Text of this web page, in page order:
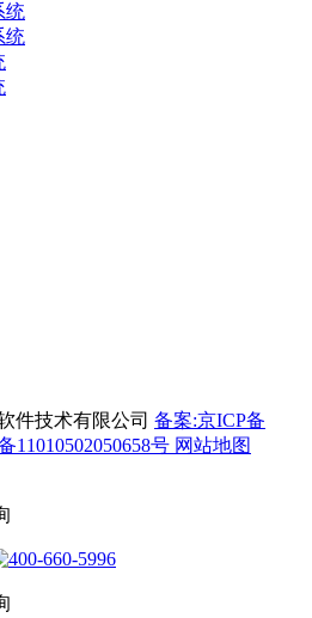
统
统
件技术有限公司 备案:京ICP备
11010502050658号 网站地图